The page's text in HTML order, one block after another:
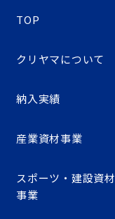
TOP
クリヤマについて
納入実績
産業資材事業
スポーツ・建設資材
事業